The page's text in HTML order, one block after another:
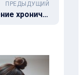
ПРЕДЫДУЩИЙ
Симптомы и лечение хронической обструктивной болезни лёгких